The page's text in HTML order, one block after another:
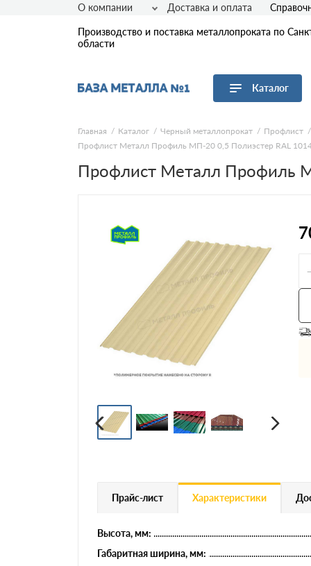
Производство и поставка металлопроката по
области
Каталог
Перейти в каталог
Листовой прокат
Сортовой прокат
Фасонный прокат
Оцинкованный прокат
Рулонная сталь
Винтовые сваи
Профнастил
Евроштакетник
Цветной металлопрокат
Расходники и комплектующие
О компании Доставка и оплата
Главная Каталог Черный металлопрокат
Профлист
Профлист Металл Профиль МП-20 0,5 Полиэстер RAL
Профлист Металл Профиль
Прайс-лист Характеристики
Высота, мм:
Габаритная ширина, мм: